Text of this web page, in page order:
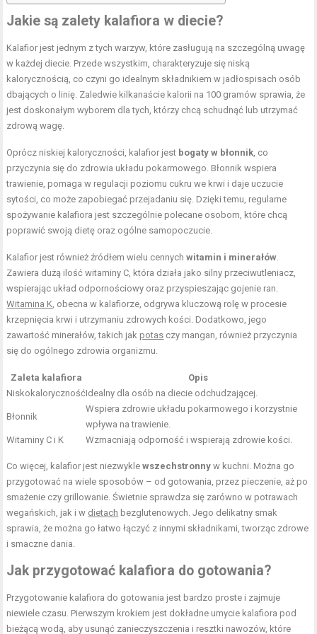
Jakie są zalety kalafiora w diecie?
Kalafior jest jednym z tych warzyw, które zasługują na szczególną uwagę
w każdej diecie. Przede wszystkim, charakteryzuje się niską
kalorycznością, co czyni go idealnym składnikiem w jadłospisach osób
dbających o linię. Zaledwie kilkanaście kalorii na 100 gramów sprawia, że
jest doskonałym wyborem dla tych, którzy chcą schudnąć lub utrzymać
zdrową wagę.
Oprócz niskiej kaloryczności, kalafior jest bogaty w błonnik, co
przyczynia się do zdrowia układu pokarmowego. Błonnik wspiera
trawienie, pomaga w regulacji poziomu cukru we krwi i daje uczucie
sytości, co może zapobiegać przejadaniu się. Dzięki temu, regularne
spożywanie kalafiora jest szczególnie polecane osobom, które chcą
poprawić swoją dietę oraz ogólne samopoczucie.
Kalafior jest również źródłem wielu cennychwitamin i minerałów.
Zawiera dużą ilość witaminy C, która działa jako silny przeciwutleniacz,
wspierając układ odpornościowy oraz przyspieszając gojenie ran.
Witamina K, obecna w kalafiorze, odgrywa kluczową rolę w procesie
krzepnięcia krwi i utrzymaniu zdrowych kości. Dodatkowo, jego
zawartość minerałów, takich jak potas czy mangan, również przyczynia
się do ogólnego zdrowia organizmu.
Zaleta kalafiora
Opis
NiskokalorycznośćIdealny dla osób na diecie odchudzającej.
Błonnik
Wspiera zdrowie układu pokarmowego i korzystnie
wpływa na trawienie.
Witaminy C i K
Wzmacniają odporność i wspierają zdrowie kości.
Co więcej, kalafior jest niezwyklewszechstronny w kuchni. Można go
przygotować na wiele sposobów – od gotowania, przez pieczenie, aż po
smażenie czy grillowanie. Świetnie sprawdza się zarówno w potrawach
wegańskich, jak i w dietach bezglutenowych. Jego delikatny smak
sprawia, że można go łatwo łączyć z innymi składnikami, tworząc zdrowe
i smaczne dania.
Jak przygotować kalafiora do gotowania?
Przygotowanie kalafiora do gotowania jest bardzo proste i zajmuje
niewiele czasu. Pierwszym krokiem jest dokładne umycie kalafiora pod
bieżącą wodą, aby usunąć zanieczyszczenia i resztki nawozów, które